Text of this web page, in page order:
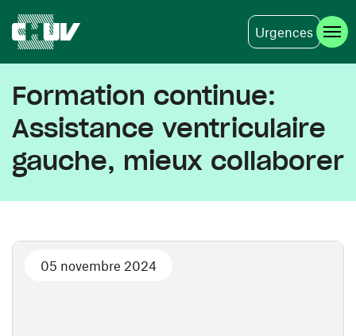
Urgences
Formation continue:
Assistance ventriculaire
gauche, mieux collaborer
05 novembre 2024